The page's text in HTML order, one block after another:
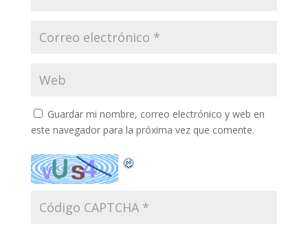
Guardar mi nombre, correo electrónico y web en
este navegador para la próxima vez que comente.